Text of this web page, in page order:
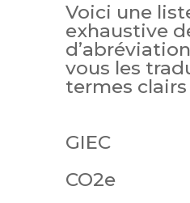
Voici une
exhaustive
vous les
termes clairs
GIEC
CO2e